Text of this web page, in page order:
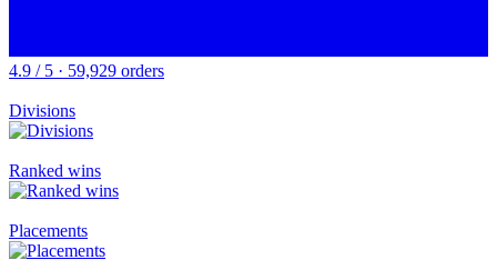
4.9 / 5 · 59,929 orders
Divisions
Ranked wins
Placements